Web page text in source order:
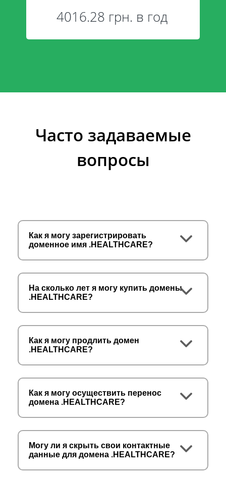
4016.28 грн. в год
Часто задаваемые
вопросы
Как я могу зарегистрировать
доменное имя .HEALTHCARE?
На сколько лет я могу купить домены
.HEALTHCARE?
Как я могу продлить домен
.HEALTHCARE?
Как я могу осуществить перенос
домена .HEALTHCARE?
Могу ли я скрыть свои контактные
данные для домена .HEALTHCARE?